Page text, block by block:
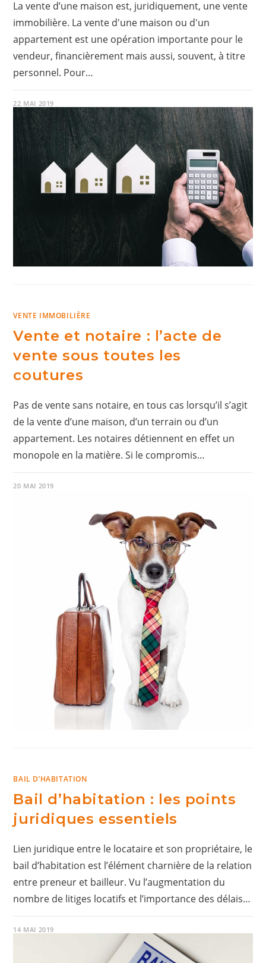
La vente d’une maison est, juridiquement, une vente
immobilière. La vente d'une maison ou d'un
appartement est une opération importante pour le
vendeur, financièrement mais aussi, souvent, à titre
personnel. Pour…
22 MAI 2019
VENTE IMMOBILIÈRE
Vente et notaire : l’acte de
vente sous toutes les
coutures
Pas de vente sans notaire, en tous cas lorsqu’il s’agit
de la vente d’une maison, d’un terrain ou d’un
appartement. Les notaires détiennent en effet un
monopole en la matière. Si le compromis…
20 MAI 2019
BAIL D’HABITATION
Bail d’habitation : les points
juridiques essentiels
Lien juridique entre le locataire et son propriétaire, le
bail d’habitation est l’élément charnière de la relation
entre preneur et bailleur. Vu l’augmentation du
nombre de litiges locatifs et l’importance des délais…
14 MAI 2019